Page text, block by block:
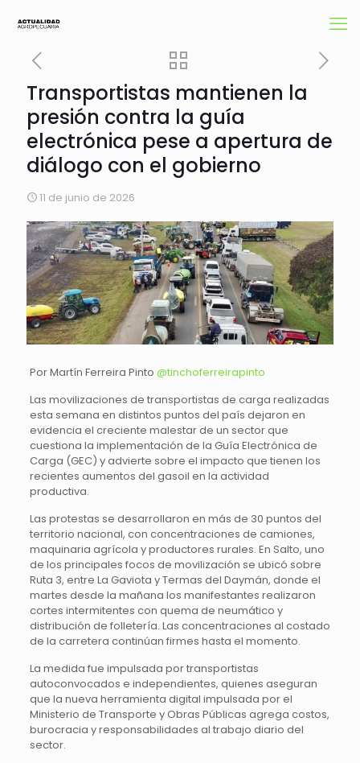
Transportistas mantienen la
presión contra la guía
electrónica pese a apertura de
diálogo con el gobierno
11 de junio de 2026
Por Martín Ferreira Pinto @tinchoferreirapinto
Las movilizaciones de transportistas de carga realizadas
esta semana en distintos puntos del país dejaron en
evidencia el creciente malestar de un sector que
cuestiona la implementación de la Guía Electrónica de
Carga (GEC) y advierte sobre el impacto que tienen los
recientes aumentos del gasoil en la actividad
productiva.
Las protestas se desarrollaron en más de 30 puntos del
territorio nacional, con concentraciones de camiones,
maquinaria agrícola y productores rurales. En Salto, uno
de los principales focos de movilización se ubicó sobre
Ruta 3, entre La Gaviota y Termas del Daymán, donde el
martes desde la mañana los manifestantes realizaron
cortes intermitentes con quema de neumático y
distribución de folletería. Las concentraciones al costado
de la carretera continúan firmes hasta el momento.
La medida fue impulsada por transportistas
autoconvocados e independientes, quienes aseguran
que la nueva herramienta digital impulsada por el
Ministerio de Transporte y Obras Públicas agrega costos,
burocracia y responsabilidades al trabajo diario del
sector.